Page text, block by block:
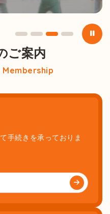
ご案内
手続きを承っておりま